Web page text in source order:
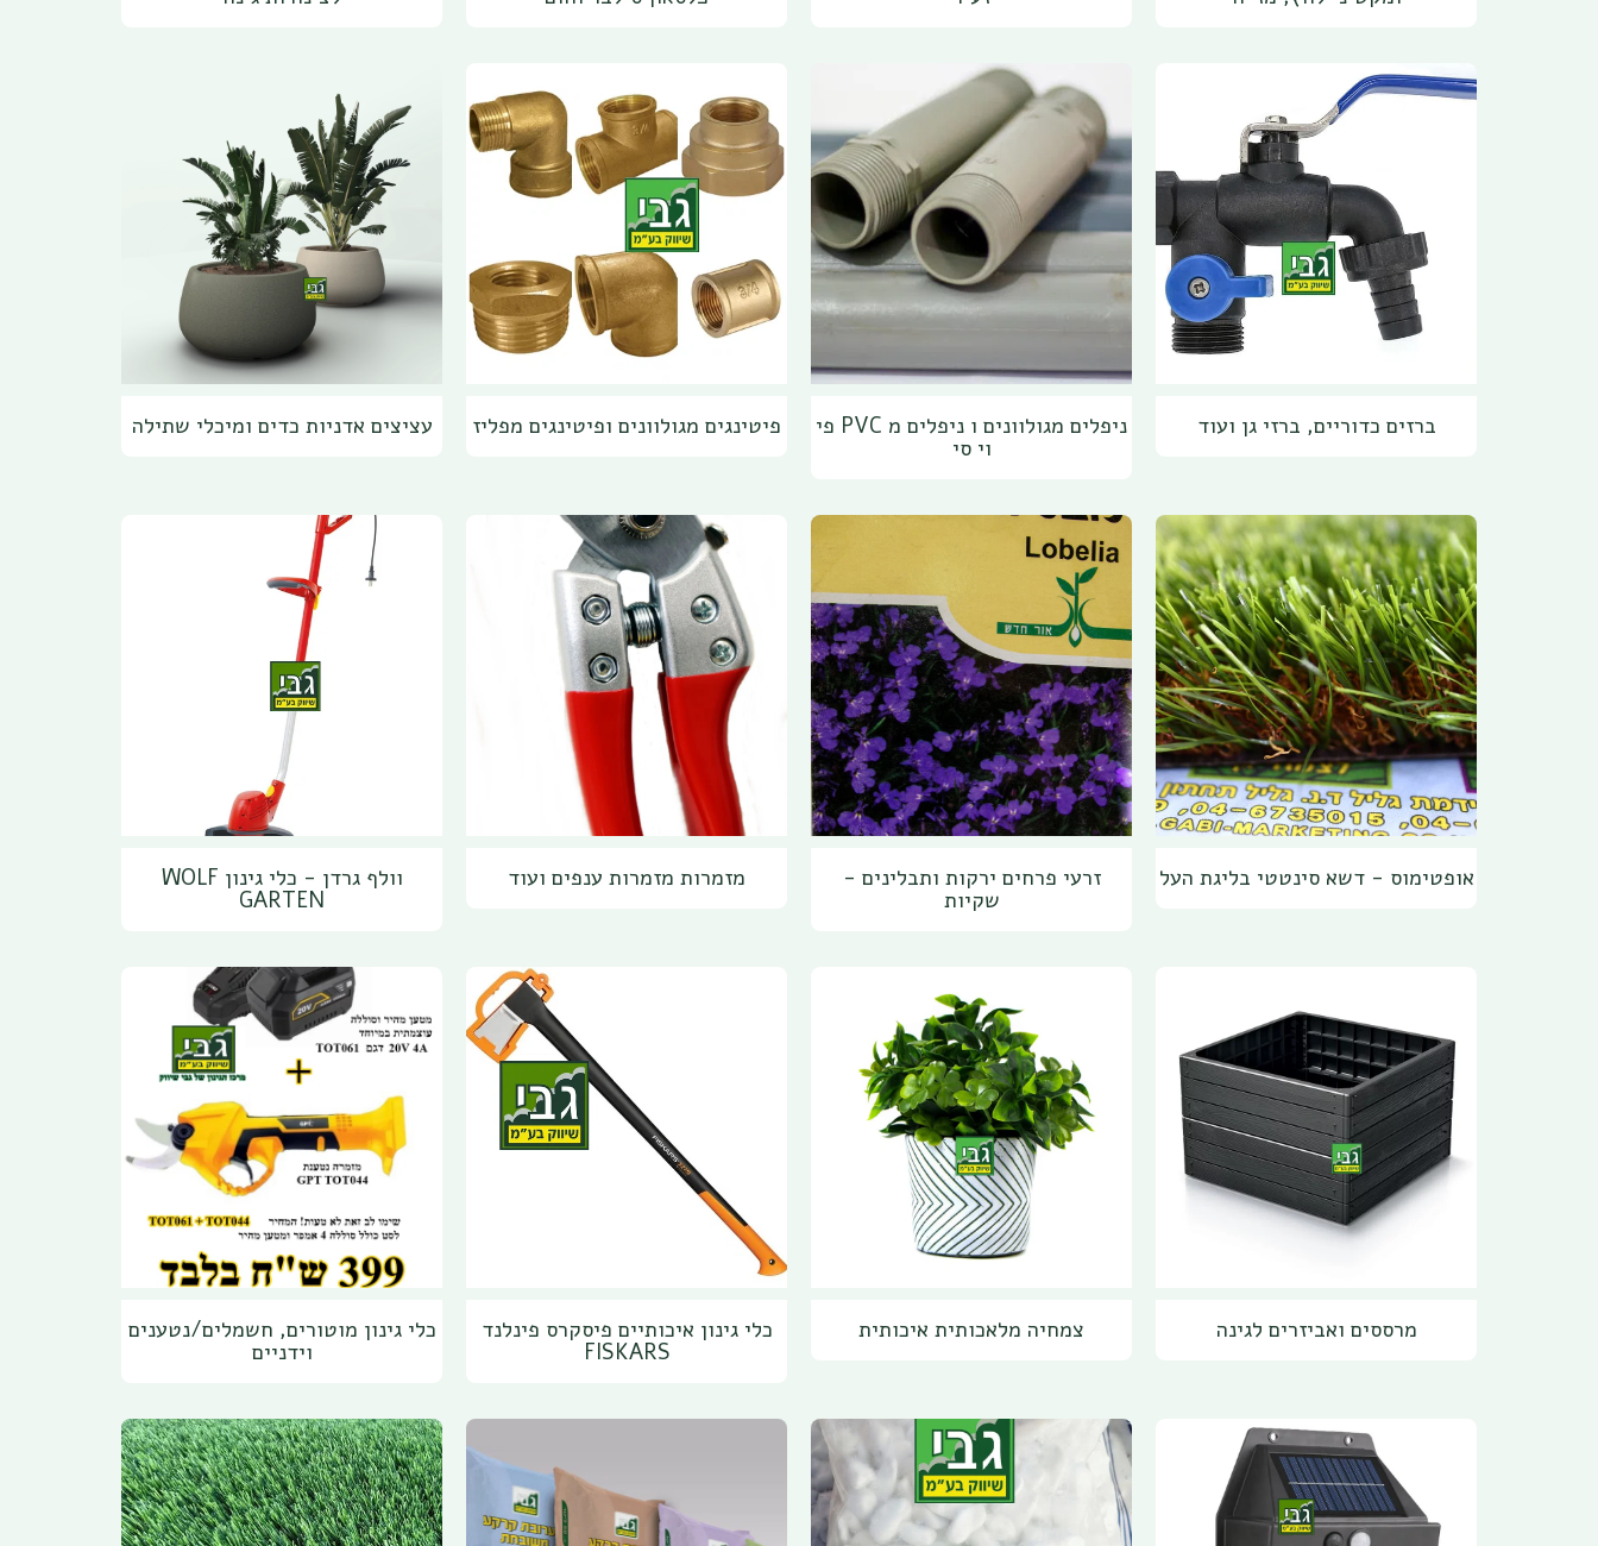
ברזים כדוריים, ברזי גן ועוד ניפלים מגולוונים ו ניפלים מ PVC פי
וי סי
פיטינגים מגולוונים ופיטינגים מפליז עציצים אדניות כדים ומיכלי שתילה
אופטימוס - דשא סינטטי בליגת העל זרעי פרחים ירקות ותבלינים -
שקיות
מזמרות מזמרות ענפים ועוד וולף גרדן - כלי גינון WOLF
GARTEN
מרססים ואביזרים לגינה צמחיה מלאכותית איכותית כלי גינון איכותיים פיסקרס פינלנד
FISKARS
כלי גינון מוטורים, חשמלים/נטענים
וידניים